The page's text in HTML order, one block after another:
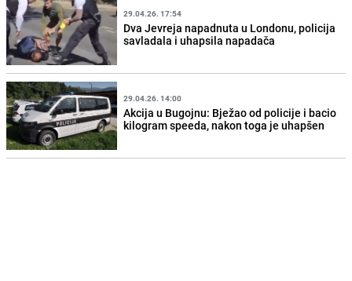
29.04.26. 17:54
Dva Jevreja napadnuta u Londonu, policija
savladala i uhapsila napadača
29.04.26. 14:00
Akcija u Bugojnu: Bježao od policije i bacio
kilogram speeda, nakon toga je uhapšen